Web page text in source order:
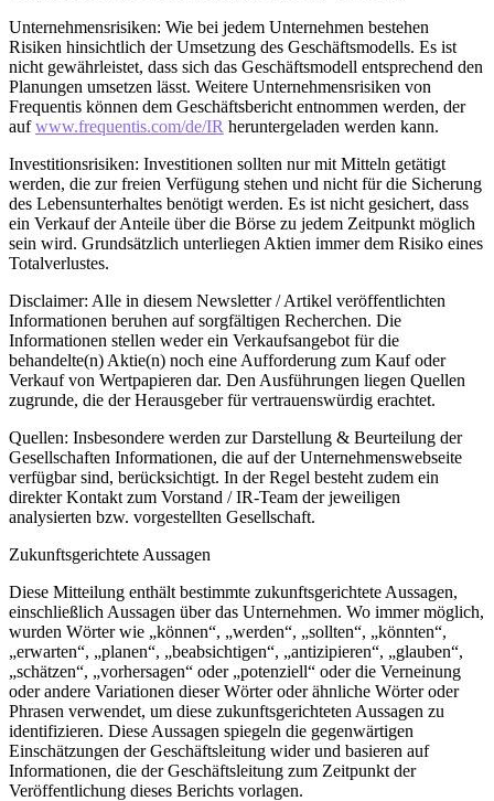
Unternehmensrisiken: Wie bei jedem Unternehmen bestehen
Risiken hinsichtlich der Umsetzung des Geschäftsmodells. Es ist
nicht gewährleistet, dass sich das Geschäftsmodell entsprechend den
Planungen umsetzen lässt. Weitere Unternehmensrisiken von
Frequentis können dem Geschäftsbericht entnommen werden, der
aufwww.frequentis.com/de/IR heruntergeladen werden kann.
Investitionsrisiken: Investitionen sollten nur mit Mitteln getätigt
werden, die zur freien Verfügung stehen und nicht für die Sicherung
des Lebensunterhaltes benötigt werden. Es ist nicht gesichert, dass
ein Verkauf der Anteile über die Börse zu jedem Zeitpunkt möglich
sein wird. Grundsätzlich unterliegen Aktien immer dem Risiko eines
Totalverlustes.
Disclaimer: Alle in diesem Newsletter / Artikel veröffentlichten
Informationen beruhen auf sorgfältigen Recherchen. Die
Informationen stellen weder ein Verkaufsangebot für die
behandelte(n) Aktie(n) noch eine Aufforderung zum Kauf oder
Verkauf von Wertpapieren dar. Den Ausführungen liegen Quellen
zugrunde, die der Herausgeber für vertrauenswürdig erachtet.
Quellen: Insbesondere werden zur Darstellung & Beurteilung der
Gesellschaften Informationen, die auf der Unternehmenswebseite
verfügbar sind, berücksichtigt. In der Regel besteht zudem ein
direkter Kontakt zum Vorstand / IR-Team der jeweiligen
analysierten bzw. vorgestellten Gesellschaft.
Zukunftsgerichtete Aussagen
Diese Mitteilung enthält bestimmte zukunftsgerichtete Aussagen,
einschließlich Aussagen über das Unternehmen. Wo immer möglich,
wurden Wörter wie „können“, „werden“, „sollten“, „könnten“,
„erwarten“, „planen“, „beabsichtigen“, „antizipieren“, „glauben“,
„schätzen“, „vorhersagen“ oder „potenziell“ oder die Verneinung
oder andere Variationen dieser Wörter oder ähnliche Wörter oder
Phrasen verwendet, um diese zukunftsgerichteten Aussagen zu
identifizieren. Diese Aussagen spiegeln die gegenwärtigen
Einschätzungen der Geschäftsleitung wider und basieren auf
Informationen, die der Geschäftsleitung zum Zeitpunkt der
Veröffentlichung dieses Berichts vorlagen.